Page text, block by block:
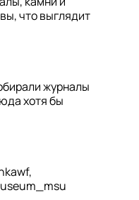
что выглядит
журналы
хотя бы